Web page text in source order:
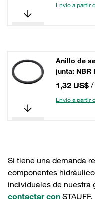
Envío a partir
Anillo de
junta: NBR
1,32 US$ /
Envío a partir
Si tiene una demanda
componentes
individuales de nuestra
contactar con STAUFF.